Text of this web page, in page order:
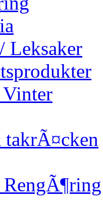
Leksaker
Vinter